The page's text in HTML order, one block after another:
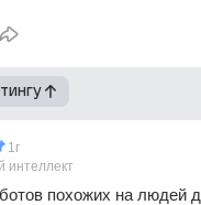
интеллект
1г
похожих на людей